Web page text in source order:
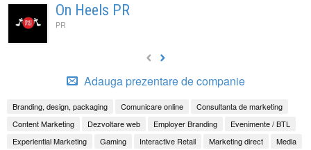
On Heels PR
PR
Adauga prezentare de companie
Branding, design, packaging Comunicare online
Consultanta de marketing
Content Marketing
Dezvoltare web Employer Branding
Evenimente / BTL
Experiential Marketing
Gaming Interactive Retail Marketing direct
Media